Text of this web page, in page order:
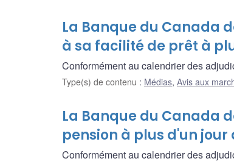
La Banque du Canada
à sa facilité de prêt à
Conformément au calendrier des
Type(s) de contenu : Médias, Avis aux
La Banque du Canada
pension à plus d'un jour
Conformément au calendrier des